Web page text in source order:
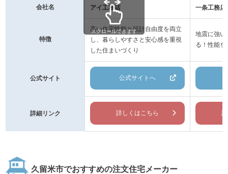
会社名 アイ工務店 一条工務店
特徴
高い住宅性能と設計自由度を両立
し、暮らしやすさと安心感を重視
した住まいづくり
地震に強い
る！性能を
公式サイト 公式サイトへ
詳細リンク 詳しくはこちら
スクロールできます
久留米市でおすすめの注文住宅メーカー